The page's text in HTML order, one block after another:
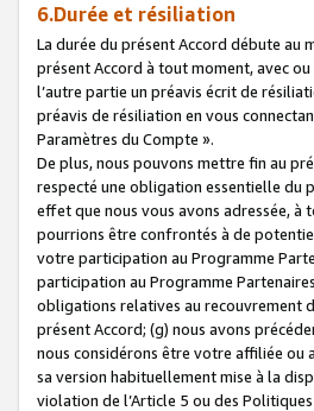
6.Durée et résiliation
La durée du présent Accord débute au
présent Accord à tout moment, avec
l’autre partie un préavis écrit de
préavis de résiliation en vous
Paramètres du Compte ».
De plus, nous pouvons mettre fin au
respecté une obligation essentielle du
effet que nous vous avons adressée,
pourrions être confrontés à de
votre participation au Programme
participation au Programme
obligations relatives au recouvrement
présent Accord; (g) nous avons
nous considérons être votre affiliée ou
sa version habituellement mise à la
violation de l’Article 5 ou des